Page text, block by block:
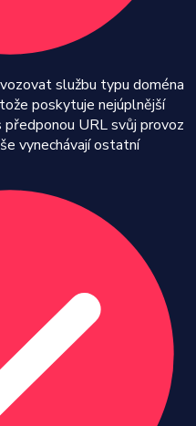
službu typu doména
poskytuje nejúplnější
URL svůj provoz
vynechávají ostatní